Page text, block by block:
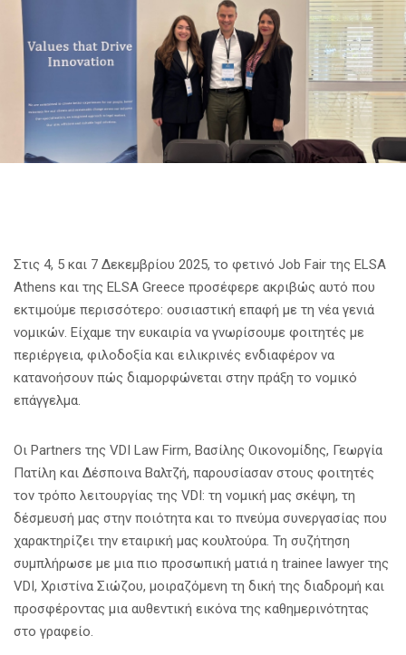
Στις 4, 5 και 7 Δεκεμβρίου 2025, το φετινό Job Fair της ELSA
Athens και της ELSA Greece προσέφερε ακριβώς αυτό που
εκτιμούμε περισσότερο: ουσιαστική επαφή με τη νέα γενιά
νομικών. Είχαμε την ευκαιρία να γνωρίσουμε φοιτητές με
περιέργεια, φιλοδοξία και ειλικρινές ενδιαφέρον να
κατανοήσουν πώς διαμορφώνεται στην πράξη το νομικό
επάγγελμα.
Οι Partners της VDI Law Firm, Βασίλης Οικονομίδης, Γεωργία
Πατίλη και Δέσποινα Βαλτζή, παρουσίασαν στους φοιτητές
τον τρόπο λειτουργίας της VDI: τη νομική μας σκέψη, τη
δέσμευσή μας στην ποιότητα και το πνεύμα συνεργασίας που
χαρακτηρίζει την εταιρική μας κουλτούρα. Τη συζήτηση
συμπλήρωσε με μια πιο προσωπική ματιά η trainee lawyer της
VDI, Χριστίνα Σιώζου, μοιραζόμενη τη δική της διαδρομή και
προσφέροντας μια αυθεντική εικόνα της καθημερινότητας
στο γραφείο.